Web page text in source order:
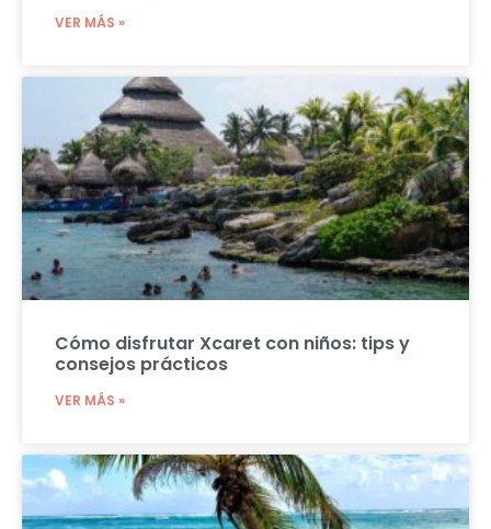
VER MÁS »
Cómo disfrutar Xcaret con niños: tips y
consejos prácticos
VER MÁS »